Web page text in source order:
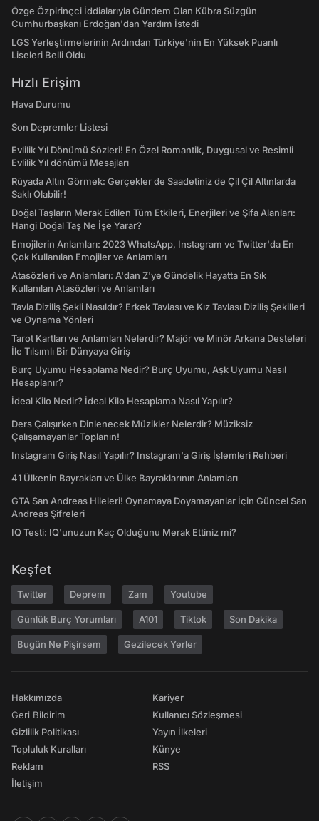
Özge Özpirinçci İddialarıyla Gündem Olan Kübra Süzgün
Cumhurbaşkanı Erdoğan'dan Yardım İstedi
LGS Yerleştirmelerinin Ardından Türkiye'nin En Yüksek Puanlı
Liseleri Belli Oldu
Hızlı Erişim
Hava Durumu
Son Depremler Listesi
Evlilik Yıl Dönümü Sözleri! En Özel Romantik, Duygusal ve Resimli
Evlilik Yıl dönümü Mesajları
Rüyada Altın Görmek: Gerçekler de Saadetiniz de Çil Çil Altınlarda
Saklı Olabilir!
Doğal Taşların Merak Edilen Tüm Etkileri, Enerjileri ve Şifa Alanları:
Hangi Doğal Taş Ne İşe Yarar?
Emojilerin Anlamları: 2023 WhatsApp, Instagram ve Twitter'da En
Çok Kullanılan Emojiler ve Anlamları
Atasözleri ve Anlamları: A'dan Z'ye Gündelik Hayatta En Sık
Kullanılan Atasözleri ve Anlamları
Tavla Diziliş Şekli Nasıldır? Erkek Tavlası ve Kız Tavlası Diziliş Şekilleri
ve Oynama Yönleri
Tarot Kartları ve Anlamları Nelerdir? Majör ve Minör Arkana Desteleri
İle Tılsımlı Bir Dünyaya Giriş
Burç Uyumu Hesaplama Nedir? Burç Uyumu, Aşk Uyumu Nasıl
Hesaplanır?
İdeal Kilo Nedir? İdeal Kilo Hesaplama Nasıl Yapılır?
Ders Çalışırken Dinlenecek Müzikler Nelerdir? Müziksiz
Çalışamayanlar Toplanın!
Instagram Giriş Nasıl Yapılır? Instagram'a Giriş İşlemleri Rehberi
41 Ülkenin Bayrakları ve Ülke Bayraklarının Anlamları
GTA San Andreas Hileleri! Oynamaya Doyamayanlar İçin Güncel San
Andreas Şifreleri
IQ Testi: IQ'unuzun Kaç Olduğunu Merak Ettiniz mi?
Keşfet
Twitter Deprem Zam Youtube
Günlük Burç Yorumları A101 Tiktok Son Dakika
Bugün Ne Pişirsem Gezilecek Yerler
Hakkımızda
Geri Bildirim
Gizlilik Politikası
Topluluk Kuralları
Reklam
İletişim
Kariyer
Kullanıcı Sözleşmesi
Yayın İlkeleri
Künye
RSS